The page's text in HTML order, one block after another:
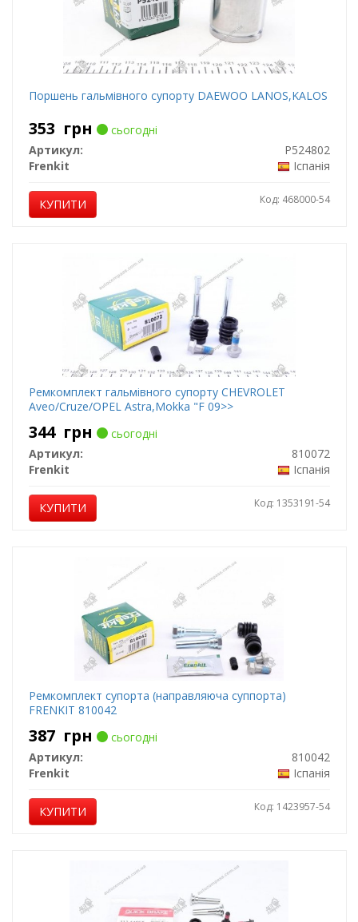
Поршень гальмівного супорту DAEWOO LANOS,KALOS
353 грн
сьогодні
Артикул:
P524802
Frenkit
Іспанія
КУПИТИ Код: 468000-54
Ремкомплект гальмівного супорту CHEVROLET
Aveo/Cruze/OPEL Astra,Mokka "F 09>>
344 грн
сьогодні
Артикул:
810072
Frenkit
Іспанія
КУПИТИ Код: 1353191-54
Ремкомплект супорта (направляюча суппорта)
FRENKIT 810042
387 грн
сьогодні
Артикул:
810042
Frenkit
Іспанія
КУПИТИ Код: 1423957-54